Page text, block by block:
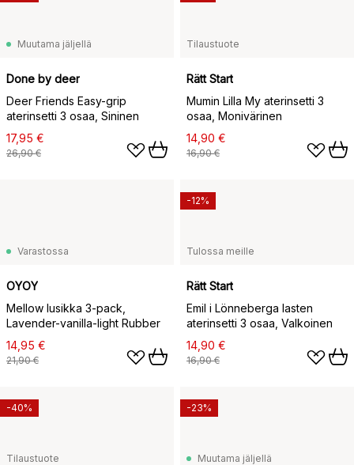
Muutama jäljellä
Done by deer
Deer Friends Easy-grip
aterinsetti 3 osaa, Sininen
17,95 €
26,90 €
Tilaustuote
Rätt Start
Mumin Lilla My aterinsetti 3
osaa, Monivärinen
14,90 €
16,90 €
Varastossa
OYOY
Mellow lusikka 3-pack,
Lavender-vanilla-light Rubber
14,95 €
21,90 €
Tulossa meille
Rätt Start
Emil i Lönneberga lasten
aterinsetti 3 osaa, Valkoinen
14,90 €
16,90 €
-12%
Tilaustuote
-40%
Muutama jäljellä
-23%